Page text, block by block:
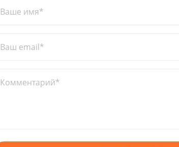
Ваше имя*
Ваш email*
Комментарий*